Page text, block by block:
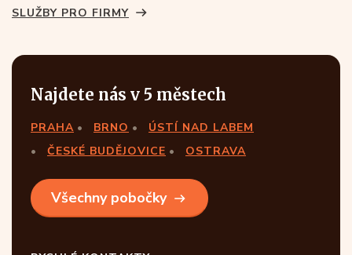
SLUŽBY PRO FIRMY
Najdete nás v 5 městech
PRAHA BRNO
ÚSTÍ NAD LABEM
ČESKÉ BUDĚJOVICE
OSTRAVA
Všechny pobočky